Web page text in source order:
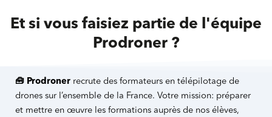
Et si vous faisiez partie de l'équipe
Prodroner ?
🧰 Prodroner recrute des formateurs en télépilotage de
drones sur l’ensemble de la France. Votre mission: préparer
et mettre en œuvre les formations auprès de nos élèves,